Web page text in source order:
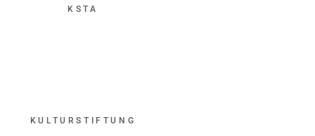
KSTA
KULTURSTIFTUNG